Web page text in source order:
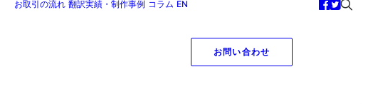
お取引の流れ 翻訳実績・制作事例 コラム EN
お問い合わせ